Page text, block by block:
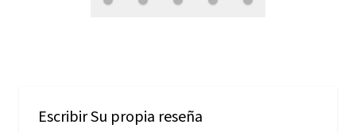
Escribir Su propia reseña